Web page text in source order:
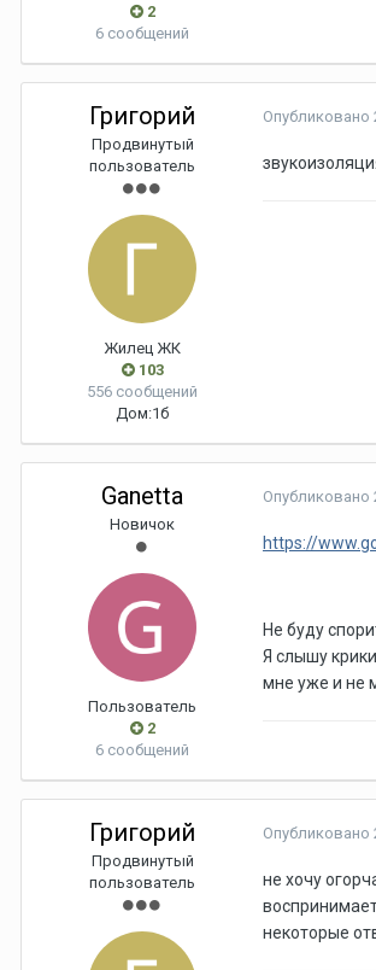
2
6 сообщений
Григорий
Продвинутый
пользователь
Жилец ЖК
103
556 сообщений
Дом:1б
Опубликовано
Ganetta
Новичок
Пользователь
2
6 сообщений
Опубликовано
https://
Не буду
Я слышу
мне уже и не
Григорий
Продвинутый
пользователь
Опубликовано
не хочу
некоторые